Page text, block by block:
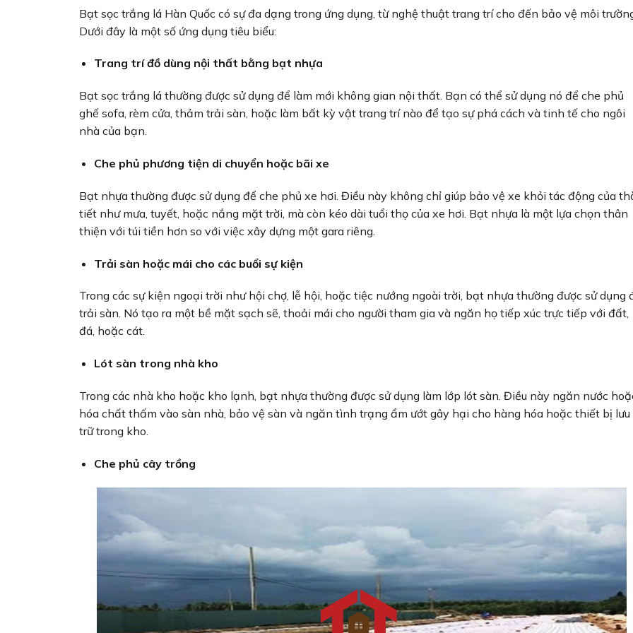
Bạt sọc trắng lá Hàn Quốc có sự đa dạng trong ứng dụng, từ nghệ thuật trang trí cho đến bảo vệ môi
Dưới đây là một số ứng dụng tiêu biểu:
Trang trí đồ dùng nội thất bằng bạt nhựa
Bạt sọc trắng lá thường được sử dụng để làm mới không gian nội thất. Bạn có thể sử dụng nó để che phủ
ghế sofa, rèm cửa, thảm trải sàn, hoặc làm bất kỳ vật trang trí nào để tạo sự phá cách và tinh tế cho ngôi
nhà của bạn.
Che phủ phương tiện di chuyển hoặc bãi xe
Bạt nhựa thường được sử dụng để che phủ xe hơi. Điều này không chỉ giúp bảo vệ xe khỏi tác động của
tiết như mưa, tuyết, hoặc nắng mặt trời, mà còn kéo dài tuổi thọ của xe hơi. Bạt nhựa là một lựa chọn thân
thiện với túi tiền hơn so với việc xây dựng một gara riêng.
Trải sàn hoặc mái cho các buổi sự kiện
Trong các sự kiện ngoại trời như hội chợ, lễ hội, hoặc tiệc nướng ngoài trời, bạt nhựa thường được sử dụng
trải sàn. Nó tạo ra một bề mặt sạch sẽ, thoải mái cho người tham gia và ngăn họ tiếp xúc trực tiếp với đất,
đá, hoặc cát.
Lót sàn trong nhà kho
Trong các nhà kho hoặc kho lạnh, bạt nhựa thường được sử dụng làm lớp lót sàn. Điều này ngăn nước
hóa chất thấm vào sàn nhà, bảo vệ sàn và ngăn tình trạng ẩm ướt gây hại cho hàng hóa hoặc thiết bị lưu
trữ trong kho.
Che phủ cây trồng